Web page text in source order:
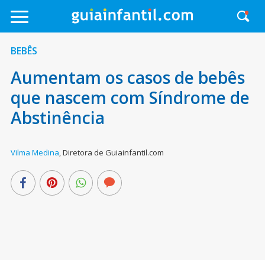
BEBÊS
Aumentam os casos de bebês
que nascem com Síndrome de
Abstinência
Vilma Medina,Diretora de Guiainfantil.com